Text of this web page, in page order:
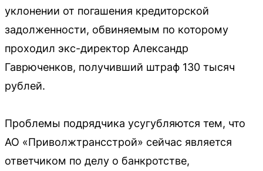
уклонении от погашения кредиторской
задолженности, обвиняемым по которому
проходил экс-директор Александр
Гаврюченков, получивший штраф 130 тысяч
рублей.
Проблемы подрядчика усугубляются тем, что
АО «Приволжтрансстрой» сейчас является
ответчиком по делу о банкротстве,